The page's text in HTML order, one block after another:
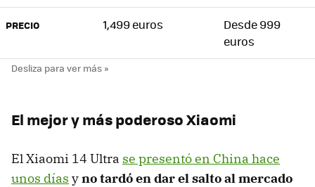
PRECIO 1,499 euros
Desde 999
euros
El mejor y más poderoso Xiaomi
El Xiaomi 14 Ultra se presentó en China hace
unos días yno tardó en dar el salto al mercado